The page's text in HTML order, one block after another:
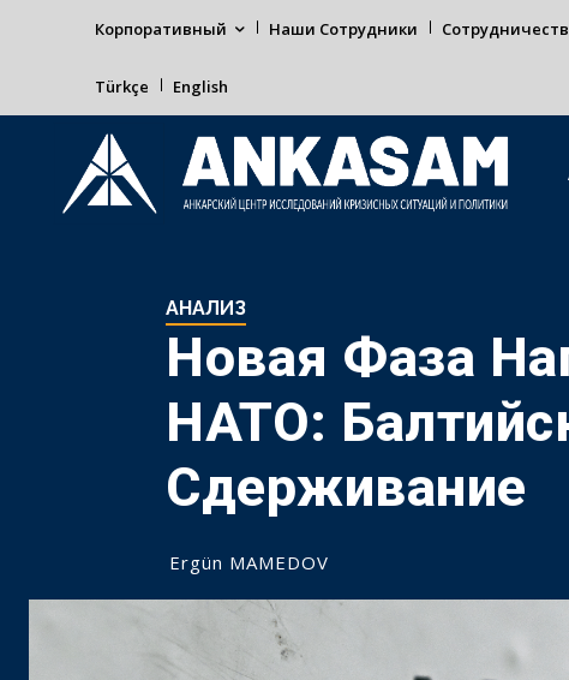
Корпоративный Наши Сотрудники
Türkçe English
АНАЛИЗ
Новая Фаза
НАТО:
Сдерживание
Ergün MAMEDOV